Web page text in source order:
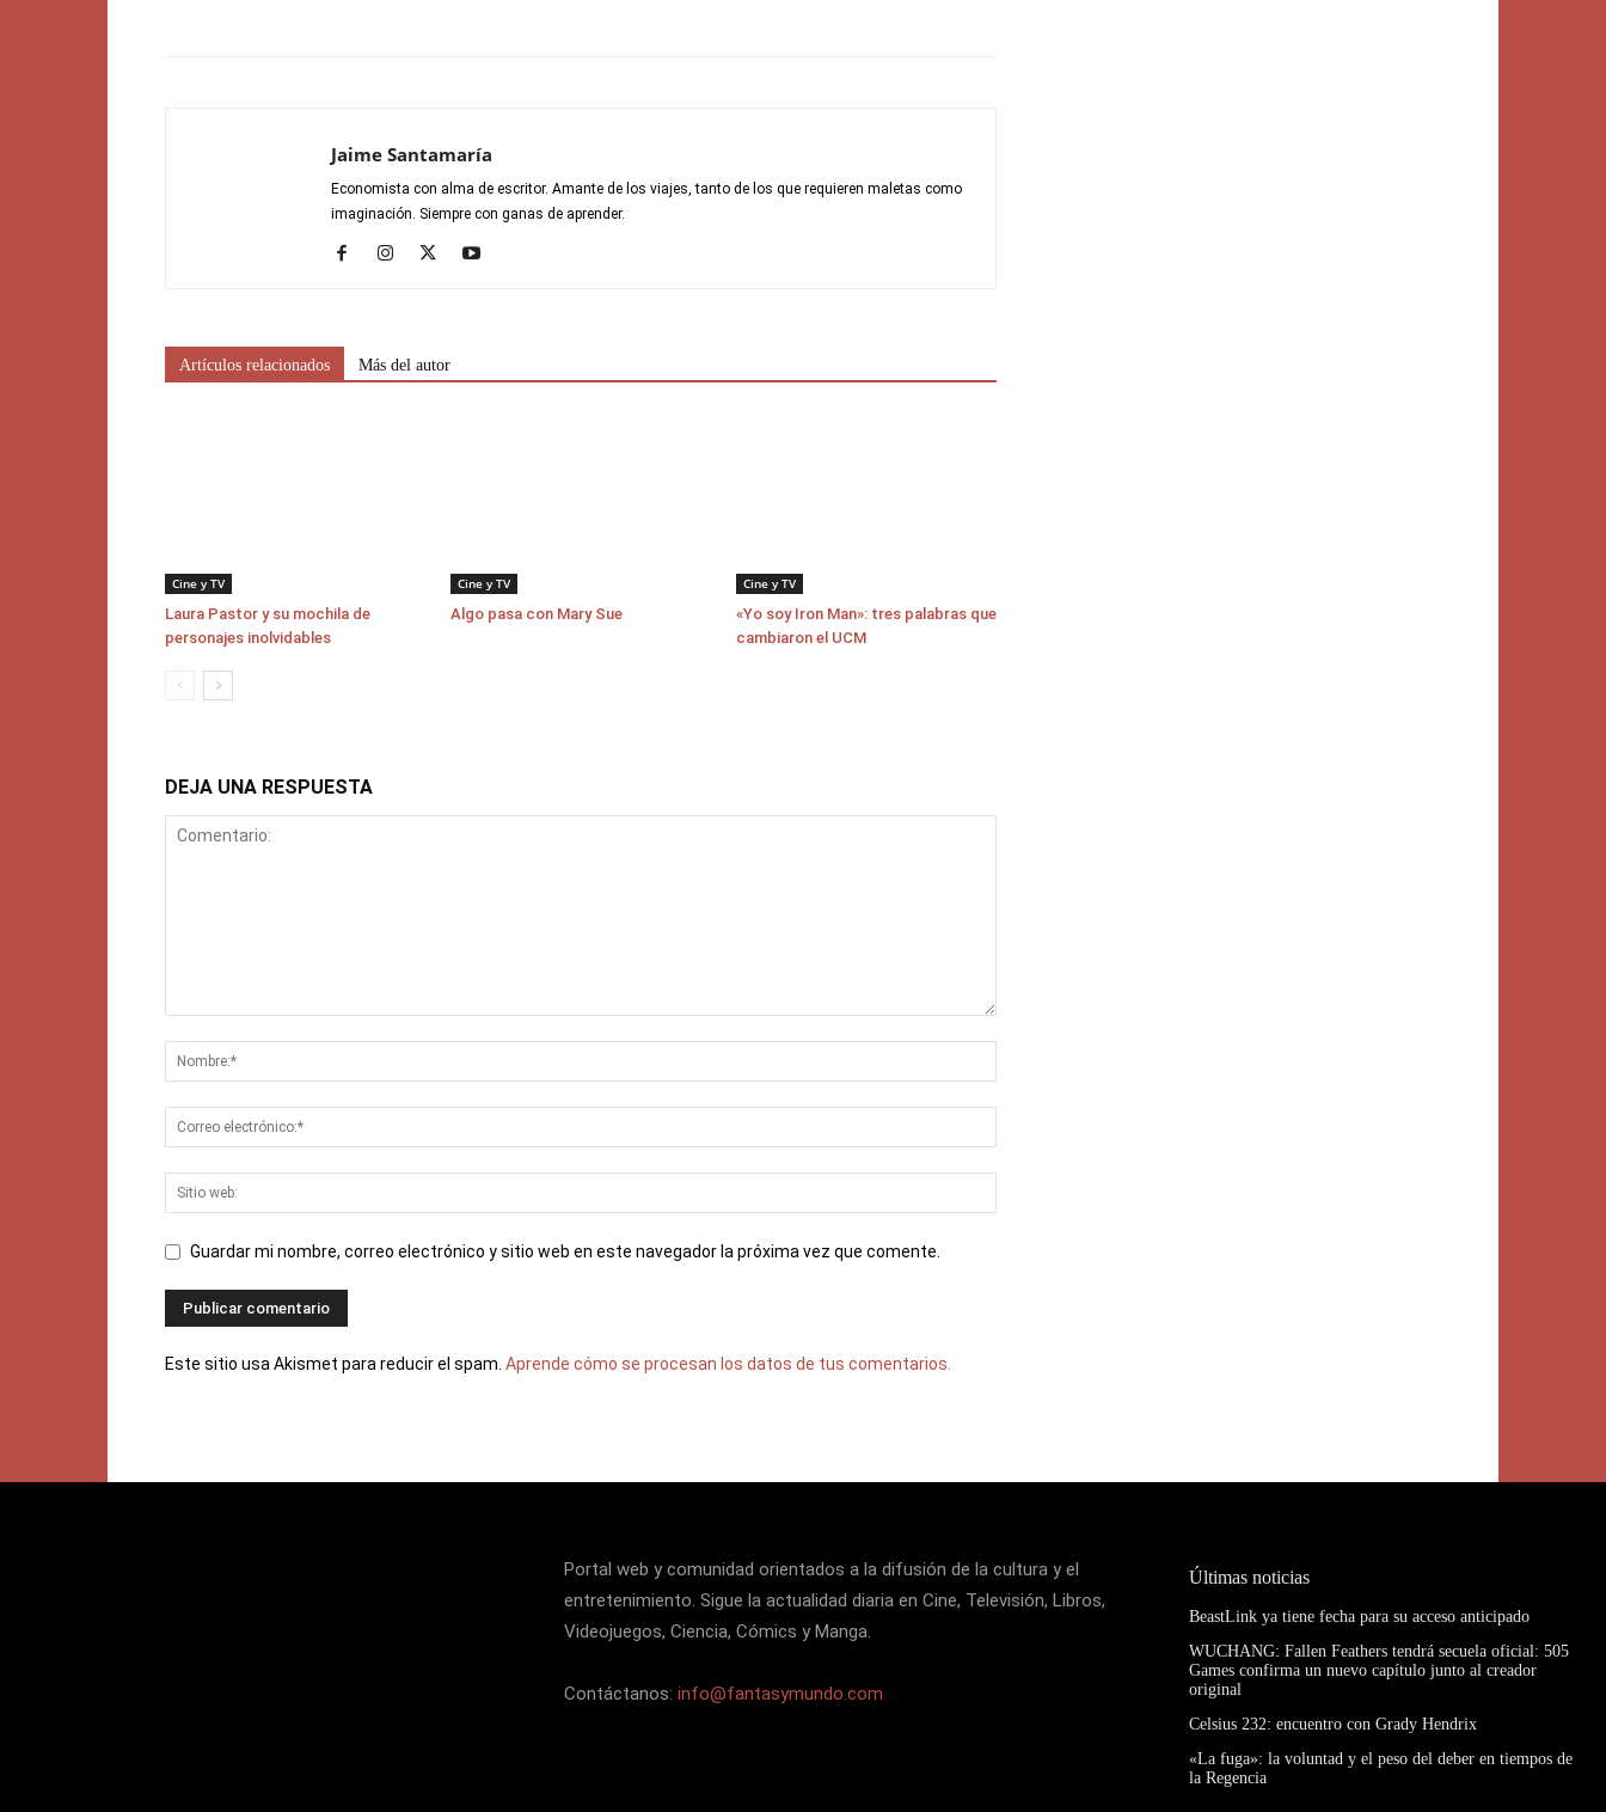
Jaime Santamaría
Economista con alma de escritor. Amante de los viajes, tanto de los que requieren maletas como
imaginación. Siempre con ganas de aprender.
Artículos relacionados Más del autor
Cine y TV
Laura Pastor y su mochila de
personajes inolvidables
Cine y TV
Algo pasa con Mary Sue
Cine y TV
«Yo soy Iron Man»: tres palabras que
cambiaron el UCM
DEJA UNA RESPUESTA
Guardar mi nombre, correo electrónico y sitio web en este navegador la próxima vez que comente.
Este sitio usa Akismet para reducir el spam. Aprende cómo se procesan los datos de tus comentarios.
Portal web y comunidad orientados a la difusión de la cultura y el
entretenimiento. Sigue la actualidad diaria en Cine, Televisión, Libros,
Videojuegos, Ciencia, Cómics y Manga.
Contáctanos: info@fantasymundo.com
Últimas noticias
BeastLink ya tiene fecha para su acceso anticipado
WUCHANG: Fallen Feathers tendrá secuela oficial: 505
Games confirma un nuevo capítulo junto al creador
original
Celsius 232: encuentro con Grady Hendrix
«La fuga»: la voluntad y el peso del deber en tiempos de
la Regencia